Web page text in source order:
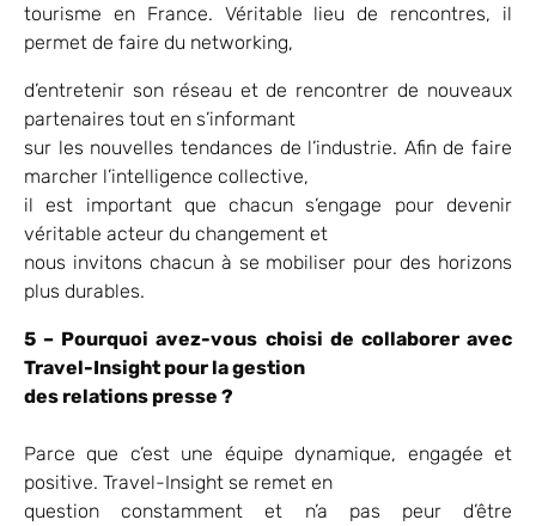
tourisme en France. Véritable lieu de rencontres, il
permet de faire du networking,
d’entretenir son réseau et de rencontrer de nouveaux
partenaires tout en s’informant
sur les nouvelles tendances de l’industrie. Afin de faire
marcher l’intelligence collective,
il est important que chacun s’engage pour devenir
véritable acteur du changement et
nous invitons chacun à se mobiliser pour des horizons
plus durables.
5 – Pourquoi avez-vous choisi de collaborer avec
Travel-Insight pour la gestion
des relations presse ?
Parce que c’est une équipe dynamique, engagée et
positive. Travel-Insight se remet en
question constamment et n’a pas peur d’être